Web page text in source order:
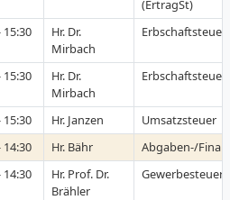
(ErtragSt)
15:30
Hr. Dr.
Mirbach
15:30
Hr. Dr.
Mirbach
15:30 Hr. Janzen
Umsatzsteuer
14:30 Hr. Bähr
Abgaben-/
14:30
Hr. Prof. Dr.
Brähler
Gewerbesteuer